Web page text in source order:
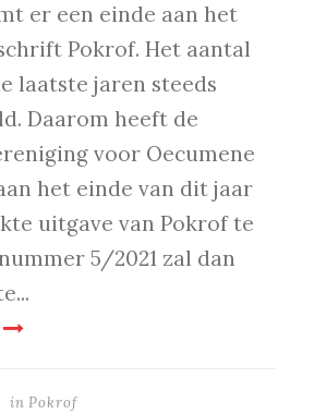
er een einde aan het
Pokrof. Het aantal
laatste jaren steeds
Daarom heeft de
voor Oecumene
het einde van dit jaar
uitgave van Pokrof te
5/2021 zal dan
in Pokrof